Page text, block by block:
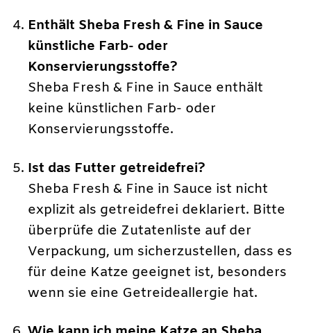
Enthält Sheba Fresh & Fine in Sauce
künstliche Farb- oder
Konservierungsstoffe?
Sheba Fresh & Fine in Sauce enthält
keine künstlichen Farb- oder
Konservierungsstoffe.
Ist das Futter getreidefrei?
Sheba Fresh & Fine in Sauce ist nicht
explizit als getreidefrei deklariert. Bitte
überprüfe die Zutatenliste auf der
Verpackung, um sicherzustellen, dass es
für deine Katze geeignet ist, besonders
wenn sie eine Getreideallergie hat.